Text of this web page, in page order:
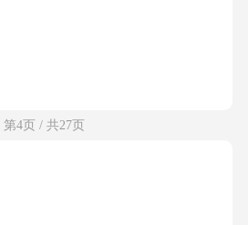
第4页 / 共27页